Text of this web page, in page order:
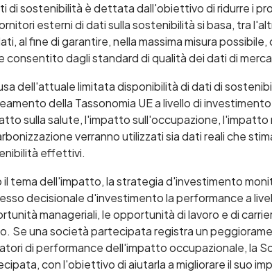
di sostenibilità è dettata dall'obiettivo di ridurre i
esterni di dati sulla sostenibilità si basa, tra
al fine di garantire, nella massima misura
consentito dagli standard di qualità dei dati di
dell'attuale limitata disponibilità di dati di
della Tassonomia UE a livello di
sulla salute, l'impatto sull'occupazione,
verranno utilizzati sia dati reali che
effettivi.
il tema dell'impatto, la strategia d'investimento
decisionale d'investimento la performance a
manageriali, le opportunità di lavoro e di
Se una società partecipata registra un
di performance dell'impatto occupazionale, la
con l'obiettivo di aiutarla a migliorare il suo